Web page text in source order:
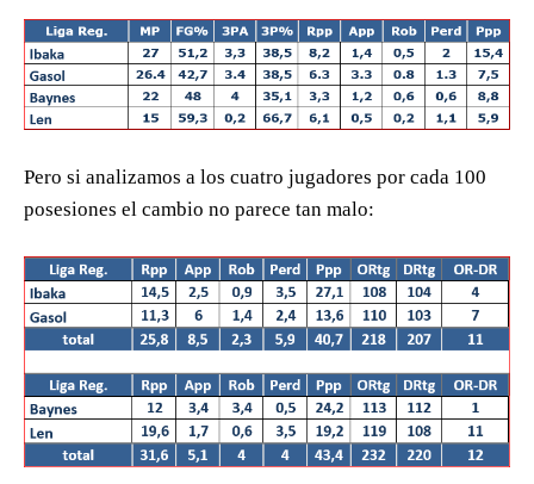
Pero si analizamos a los cuatro jugadores por cada 100
posesiones el cambio no parece tan malo: